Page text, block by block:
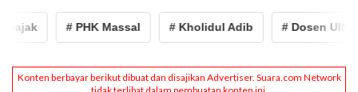
# PHK Massal # Kholidul Adib # Dosen UIN